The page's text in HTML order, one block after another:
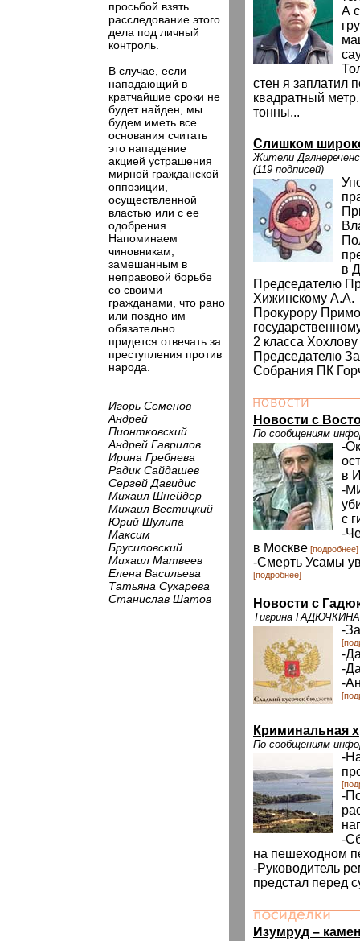
просьбой взять
расследование этого
дела под личный
контроль.
В случае, если
нападающий в
кратчайшие сроки не
будет найден, мы
будем иметь все
основания считать
это нападение
акцией устрашения
мирной гражданской
оппозиции,
осуществленной
властью или с ее
одобрения.
Напоминаем
чиновникам,
замешанным в
неправовой борьбе
со своими
гражданами, что рано
или поздно им
обязательно
придется отвечать за
преступления против
народа.
Игорь Семенов
Андрей
Пионтковский
Андрей Гаврилов
Ирина Гребнева
Радик Сайдашев
Сергей Давидис
Михаил Шнейдер
Михаил Вестицкий
Юрий Шулипа
Максим
Брусиловский
Михаил Матвеев
Елена Васильева
Татьяна Сухарева
Станислав Шатов
А
стен я заплатил
квадратный
тонны...
Слишком
Жители
(119 подписей)
в
Председателю
Хижинскому А.А.
Прокурору
2 класса
Председателю
Собрания ПК
Новости с
По сообщениям
-
в
-
с
-
в Москве [подробнее]
-Смерть Усамы
[подробнее]
Новости с
Тигрина ГАДЮЧКИНА
-
-
-
-
Криминальная
По сообщениям
-
-
-
на пешеходном
-Руководитель
предстал перед
Изумруд –